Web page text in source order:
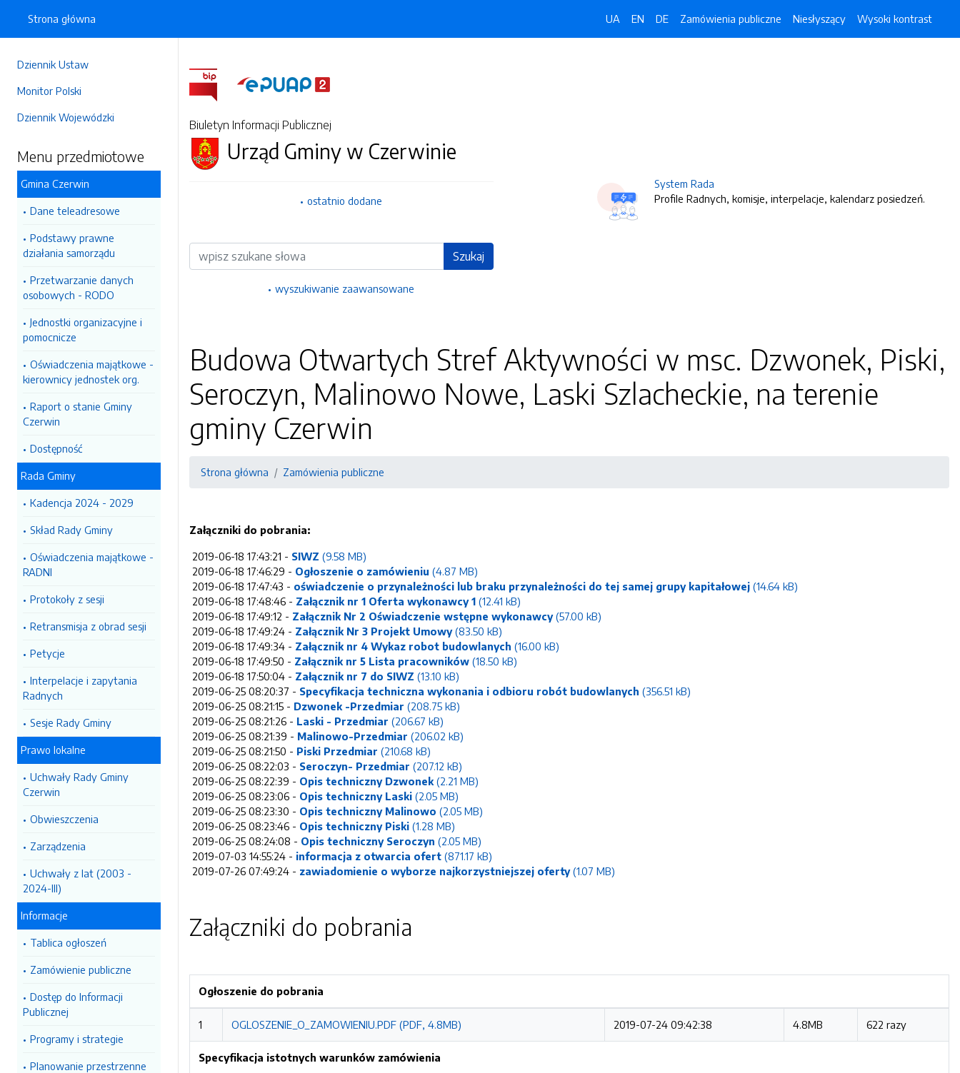
Dziennik Ustaw
Monitor Polski
Dziennik Wojewódzki
Menu przedmiotowe
Gmina Czerwin
Dane teleadresowe
Podstawy prawne
działania samorządu
Przetwarzanie danych
osobowych - RODO
Jednostki organizacyjne i
pomocnicze
Oświadczenia majątkowe -
kierownicy jednostek org.
Raport o stanie Gminy
Czerwin
Dostępność
Rada Gminy
Kadencja 2024 - 2029
Skład Rady Gminy
Oświadczenia majątkowe -
RADNI
Protokoły z sesji
Retransmisja z obrad sesji
Petycje
Interpelacje i zapytania
Radnych
Sesje Rady Gminy
Prawo lokalne
Uchwały Rady Gminy
Czerwin
Obwieszczenia
Zarządzenia
Uchwały z lat (2003 -
2024-III)
Informacje
Tablica ogłoszeń
Zamówienie publiczne
Dostęp do Informacji
Publicznej
Programy i strategie
Planowanie przestrzenne
Strona główna UA EN DE Zamówienia publiczne Niesłyszący Wysoki kontrast
Biuletyn Informacji Publicznej
Urząd Gminy w Czerwinie
ostatnio dodane
Wyszukiwarka Szukaj
wyszukiwanie zaawansowane
System Rada
Profile Radnych, komisje, interpelacje, kalendarz posiedzeń.
Budowa Otwartych Stref Aktywności w msc. Dzwonek, Piski,
Seroczyn, Malinowo Nowe, Laski Szlacheckie, na terenie
gminy Czerwin
Strona główna Zamówienia publiczne
Załączniki do pobrania:
2019-06-18 17:43:21 - SIWZ (9.58 MB)
2019-06-18 17:46:29 - Ogłoszenie o zamówieniu (4.87 MB)
2019-06-18 17:47:43 - oświadczenie o przynależności lub braku przynależności do tej samej grupy kapitałowej (14.64 kB)
2019-06-18 17:48:46 - Załącznik nr 1 Oferta wykonawcy 1 (12.41 kB)
2019-06-18 17:49:12 - Załącznik Nr 2 Oświadczenie wstępne wykonawcy(57.00 kB)
2019-06-18 17:49:24 - Załącznik Nr 3 Projekt Umowy(83.50 kB)
2019-06-18 17:49:34 - Załącznik nr 4 Wykaz robot budowlanych (16.00 kB)
2019-06-18 17:49:50 - Załącznik nr 5 Lista pracowników (18.50 kB)
2019-06-18 17:50:04 - Załącznik nr 7 do SIWZ (13.10 kB)
2019-06-25 08:20:37 - Specyfikacja techniczna wykonania i odbioru robót budowlanych (356.51 kB)
2019-06-25 08:21:15 - Dzwonek -Przedmiar (208.75 kB)
2019-06-25 08:21:26 - Laski - Przedmiar (206.67 kB)
2019-06-25 08:21:39 - Malinowo-Przedmiar (206.02 kB)
2019-06-25 08:21:50 - Piski Przedmiar (210.68 kB)
2019-06-25 08:22:03 - Seroczyn- Przedmiar (207.12 kB)
2019-06-25 08:22:39 - Opis techniczny Dzwonek (2.21 MB)
2019-06-25 08:23:06 - Opis techniczny Laski (2.05 MB)
2019-06-25 08:23:30 - Opis techniczny Malinowo (2.05 MB)
2019-06-25 08:23:46 - Opis techniczny Piski (1.28 MB)
2019-06-25 08:24:08 - Opis techniczny Seroczyn (2.05 MB)
2019-07-03 14:55:24 - informacja z otwarcia ofert (871.17 kB)
2019-07-26 07:49:24 - zawiadomienie o wyborze najkorzystniejszej oferty(1.07 MB)
Załączniki do pobrania
Ogłoszenie do pobrania
1 OGLOSZENIE_O_ZAMOWIENIU.PDF (PDF, 4.8MB) 2019-07-24 09:42:38 4.8MB 622 razy
Specyfikacja istotnych warunków zamówienia